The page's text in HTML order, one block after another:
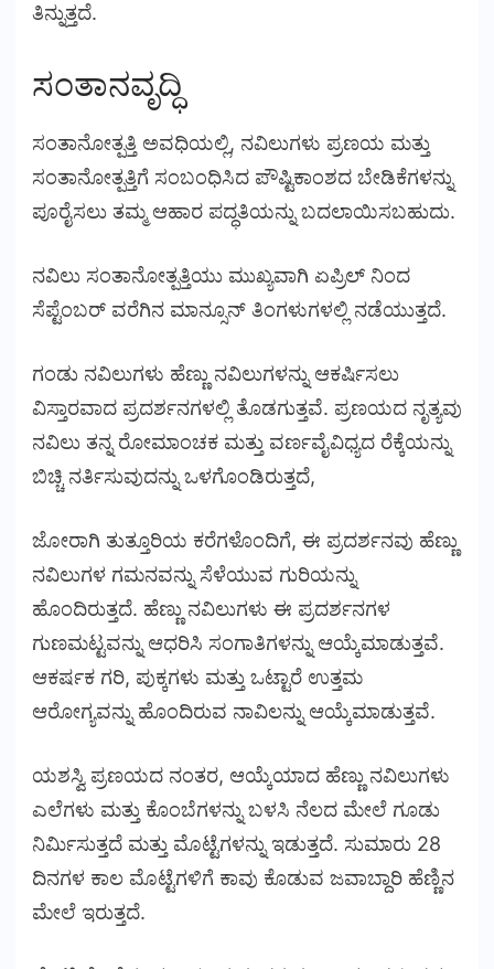
ತಿನ್ನುತ್ತದೆ.
ಸಂತಾನವೃದ್ಧಿ
ಸಂತಾನೋತ್ಪತ್ತಿ ಅವಧಿಯಲ್ಲಿ, ನವಿಲುಗಳು ಪ್ರಣಯ ಮತ್ತು
ಸಂತಾನೋತ್ಪತ್ತಿಗೆ ಸಂಬಂಧಿಸಿದ ಪೌಷ್ಟಿಕಾಂಶದ ಬೇಡಿಕೆಗಳನ್ನು
ಪೂರೈಸಲು ತಮ್ಮ ಆಹಾರ ಪದ್ಧತಿಯನ್ನು ಬದಲಾಯಿಸಬಹುದು.
ನವಿಲು ಸಂತಾನೋತ್ಪತ್ತಿಯು ಮುಖ್ಯವಾಗಿ ಏಪ್ರಿಲ್ ನಿಂದ
ಸೆಪ್ಟೆಂಬರ್ ವರೆಗಿನ ಮಾನ್ಸೂನ್ ತಿಂಗಳುಗಳಲ್ಲಿ ನಡೆಯುತ್ತದೆ.
ಗಂಡು ನವಿಲುಗಳು ಹೆಣ್ಣು ನವಿಲುಗಳನ್ನು ಆಕರ್ಷಿಸಲು
ವಿಸ್ತಾರವಾದ ಪ್ರದರ್ಶನಗಳಲ್ಲಿ ತೊಡಗುತ್ತವೆ. ಪ್ರಣಯದ ನೃತ್ಯವು
ನವಿಲು ತನ್ನ ರೋಮಾಂಚಕ ಮತ್ತು ವರ್ಣವೈವಿಧ್ಯದ ರೆಕ್ಕೆಯನ್ನು
ಬಿಚ್ಚಿ ನರ್ತಿಸುವುದನ್ನು ಒಳಗೊಂಡಿರುತ್ತದೆ,
ಜೋರಾಗಿ ತುತ್ತೂರಿಯ ಕರೆಗಳೊಂದಿಗೆ, ಈ ಪ್ರದರ್ಶನವು ಹೆಣ್ಣು
ನವಿಲುಗಳ ಗಮನವನ್ನು ಸೆಳೆಯುವ ಗುರಿಯನ್ನು
ಹೊಂದಿರುತ್ತದೆ. ಹೆಣ್ಣು ನವಿಲುಗಳು ಈ ಪ್ರದರ್ಶನಗಳ
ಗುಣಮಟ್ಟವನ್ನು ಆಧರಿಸಿ ಸಂಗಾತಿಗಳನ್ನು ಆಯ್ಕೆಮಾಡುತ್ತವೆ.
ಆಕರ್ಷಕ ಗರಿ, ಪುಕ್ಕಗಳು ಮತ್ತು ಒಟ್ಟಾರೆ ಉತ್ತಮ
ಆರೋಗ್ಯವನ್ನು ಹೊಂದಿರುವ ನಾವಿಲನ್ನು ಆಯ್ಕೆಮಾಡುತ್ತವೆ.
ಯಶಸ್ವಿ ಪ್ರಣಯದ ನಂತರ, ಆಯ್ಕೆಯಾದ ಹೆಣ್ಣು ನವಿಲುಗಳು
ಎಲೆಗಳು ಮತ್ತು ಕೊಂಬೆಗಳನ್ನು ಬಳಸಿ ನೆಲದ ಮೇಲೆ ಗೂಡು
ನಿರ್ಮಿಸುತ್ತದೆ ಮತ್ತು ಮೊಟ್ಟೆಗಳನ್ನು ಇಡುತ್ತದೆ. ಸುಮಾರು 28
ದಿನಗಳ ಕಾಲ ಮೊಟ್ಟೆಗಳಿಗೆ ಕಾವು ಕೊಡುವ ಜವಾಬ್ದಾರಿ ಹೆಣ್ಣಿನ
ಮೇಲೆ ಇರುತ್ತದೆ.